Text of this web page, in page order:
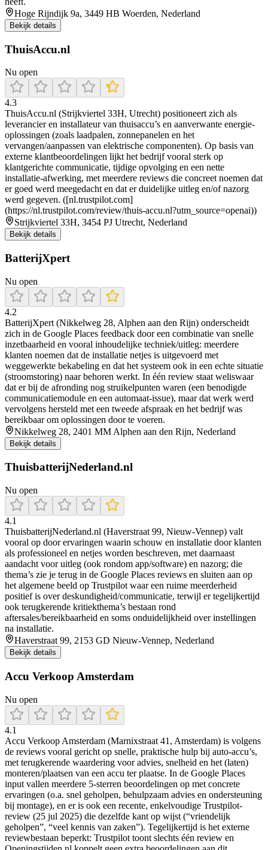
Hoge Rijndijk 9a, 3449 HB Woerden, Nederland
Bekijk details
ThuisAccu.nl
Nu open
4.3
ThuisAccu.nl (Strijkviertel 33H, Utrecht) positioneert zich als
leverancier en installateur van thuisaccu’s en aanverwante energie-
oplossingen (zoals laadpalen, zonnepanelen en het
vervangen/aanpassen van elektrische componenten). Op basis van
externe klantbeoordelingen lijkt het bedrijf vooral sterk op
klantgerichte communicatie, tijdige opvolging en een nette
installatie-afwerking, met meerdere reviews die concreet noemen dat
er goed werd meegedacht en dat er duidelijke uitleg en/of nazorg
werd gegeven. ([nl.trustpilot.com]
(https://nl.trustpilot.com/review/thuis-accu.nl?utm_source=openai))
Strijkviertel 33H, 3454 PJ Utrecht, Nederland
Bekijk details
BatterijXpert
Nu open
4.2
BatterijXpert (Nikkelweg 28, Alphen aan den Rijn) onderscheidt
zich in de Google Places feedback door een combinatie van snelle
inzetbaarheid en vooral inhoudelijke techniek/uitleg: meerdere
klanten noemen dat de installatie netjes is uitgevoerd met
weggewerkte bekabeling en dat het systeem ook in een echte situatie
(stroomstoring) naar behoren werkt. In één review staat weliswaar
dat er bij de afronding nog struikelpunten waren (een benodigde
communicatiemodule en een automaat-issue), maar dat werk werd
vervolgens hersteld met een tweede afspraak en het bedrijf was
bereikbaar om oplossingen door te voeren.
Nikkelweg 28, 2401 MM Alphen aan den Rijn, Nederland
Bekijk details
ThuisbatterijNederland.nl
Nu open
4.1
ThuisbatterijNederland.nl (Haverstraat 99, Nieuw-Vennep) valt
vooral op door ervaringen waarin schouw en installatie door klanten
als professioneel en netjes worden beschreven, met daarnaast
aandacht voor uitleg (ook rondom app/software) en nazorg; die
thema’s zie je terug in de Google Places reviews en sluiten aan op
het algemene beeld op Trustpilot waar een ruime meerderheid
positief is over deskundigheid/communicatie, terwijl er tegelijkertijd
ook terugkerende kritiekthema’s bestaan rond
aftersales/bereikbaarheid en soms onduidelijkheid over instellingen
na installatie.
Haverstraat 99, 2153 GD Nieuw-Vennep, Nederland
Bekijk details
Accu Verkoop Amsterdam
Nu open
4.1
Accu Verkoop Amsterdam (Marnixstraat 41, Amsterdam) is volgens
de reviews vooral gericht op snelle, praktische hulp bij auto-accu’s,
met terugkerende waardering voor advies, snelheid en het (laten)
monteren/plaatsen van een accu ter plaatse. In de Google Places
input vallen meerdere 5-sterren beoordelingen op met concrete
ervaringen (o.a. snel geholpen, behulpzaam advies en ondersteuning
bij montage), en er is ook een recente, enkelvoudige Trustpilot-
review (25 jul 2025) die dezelfde kant op wijst (“vriendelijk
geholpen”, “veel kennis van zaken”). Tegelijkertijd is het externe
reviewbestaan beperkt: Trustpilot toont slechts één review en